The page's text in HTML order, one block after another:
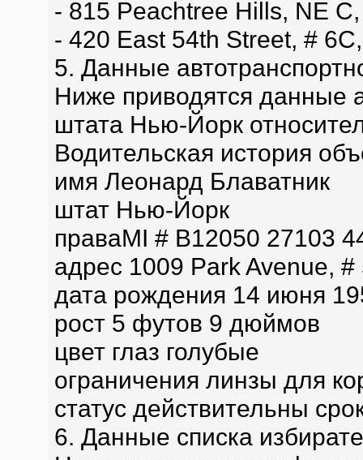
- 815 Peachtree Hills, NE
- 420 East 54th Street, #
5. Данные
Ниже приводятся данные
штата Нью-Йорк
Водительская история
имя Леонард Блаватник
штат Нью-Йорк
праваMI # B12050 27103
адрес 1009 Park Avenue,
дата рождения 14 июня
рост 5 футов 9 дюймов
цвет глаз голубые
ограничения линзы для
статус действительны
6. Данные списка